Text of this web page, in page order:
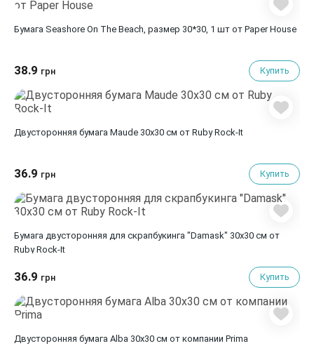
Бумага Seashore On The Beach, размер 30*30, 1 шт от Paper House
38.9 грн Купить
Двусторонняя бумага Maude 30х30 см от Ruby Rock-It
36.9 грн Купить
Бумага двусторонняя для скрапбукинга "Damask" 30х30 см от
Ruby Rock-It
36.9 грн Купить
Двусторонняя бумага Alba 30х30 см от компании Prima